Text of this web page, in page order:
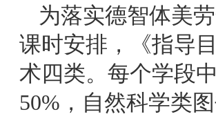
为落实德智体美
课时安排，《指导
术四类。每个学段
50%，自然科学类